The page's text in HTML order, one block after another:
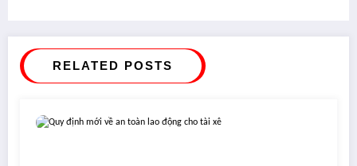
RELATED POSTS